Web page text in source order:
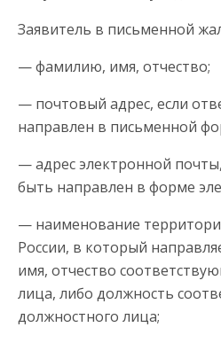
Заявитель в письменной
— фамилию, имя, отчество;
— почтовый адрес, если
направлен в письменной
— адрес электронной
быть направлен в форме
— наименование
России, в который
имя, отчество
лица, либо должность
должностного лица;